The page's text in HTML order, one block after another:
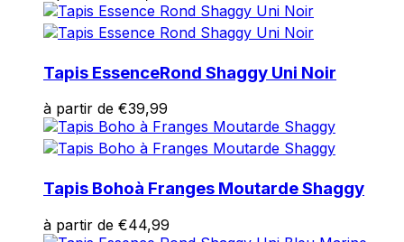
Tapis EssenceRond Shaggy Uni Noir
à partir de €39,99
Tapis Bohoà Franges Moutarde Shaggy
à partir de €44,99